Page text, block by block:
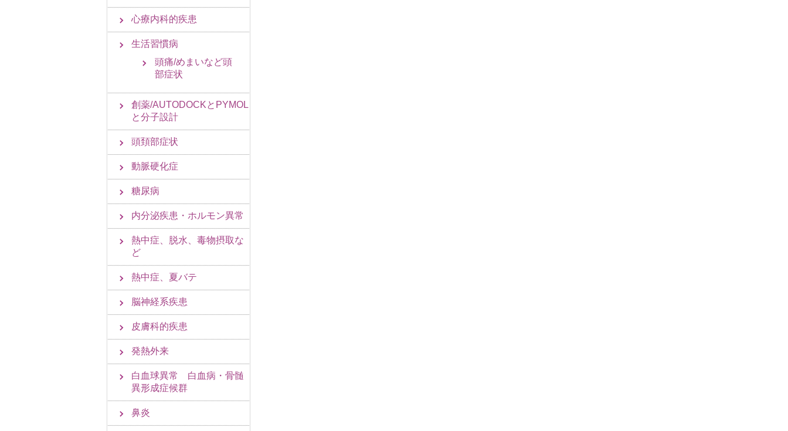
心療内科的疾患
生活習慣病
頭痛/めまいなど頭
部症状
創薬/AUTODOCKとPYMOL
と分子設計
頭頚部症状
動脈硬化症
糖尿病
内分泌疾患・ホルモン異常
熱中症、脱水、毒物摂取な
ど
熱中症、夏バテ
脳神経系疾患
皮膚科的疾患
発熱外来
白血球異常 白血病・骨髄
異形成症候群
鼻炎